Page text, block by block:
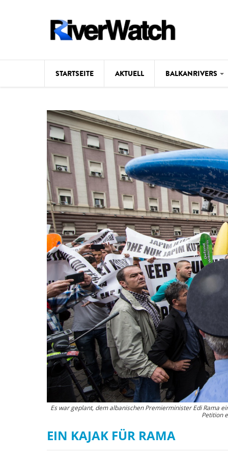
STARTSEITE AKTUELL BALKANRIVERS
Studien
Fotos
Videos
Aktuell
Es war geplant, dem albanischen Premierminister Edi Rama
Petition
EIN KAJAK FÜR RAMA